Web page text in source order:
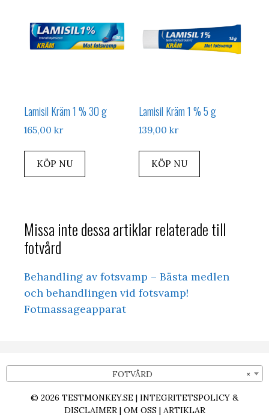
Lamisil Kräm 1 % 30 g
165,00 kr
KÖP NU
Lamisil Kräm 1 % 5 g
139,00kr
KÖP NU
Missa inte dessa artiklar relaterade till
fotvård
Behandling av fotsvamp – Bästa medlen
och behandlingen vid fotsvamp!
Fotmassageapparat
×
FOTVÅRD
© 2026 TESTMONKEY.SE | INTEGRITETSPOLICY &
DISCLAIMER| OM OSS| ARTIKLAR